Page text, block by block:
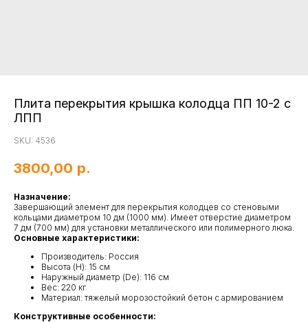
Плита перекрытия крышка колодца ПП 10-2 c
ЛПП
SKU: 4536
3800,00 р.
Назначение:
Завершающий элемент для перекрытия колодцев со стеновыми
кольцами диаметром 10 дм (1000 мм). Имеет отверстие диаметром
7 дм (700 мм) для установки металлического или полимерного люка.
Основные характеристики:
Производитель: Россия
Высота (H): 15 см
Наружный диаметр (De): 116 см
Вес: 220 кг
Материал: тяжелый морозостойкий бетон с армированием
Конструктивные особенности: